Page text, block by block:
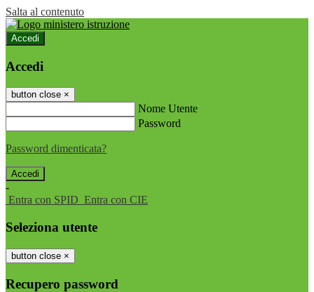
Salta al contenuto
Accedi
Accedi
button close ×
Nome Utente
Password
Password dimenticata?
-
Entra con SPID Entra con CIE
Seleziona utente
button close ×
Recupero password